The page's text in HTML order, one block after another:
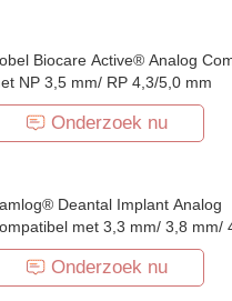
Biocare Active® Analog
NP 3,5 mm/ RP 4,3/5,0 mm
Onderzoek nu
Deantal Implant Analog
met 3,3 mm/ 3,8 mm/
mm
Onderzoek nu